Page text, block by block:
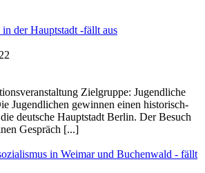
der Hauptstadt -fällt aus
Zielgruppe: Jugendliche
Jugendlichen gewinnen einen historisch-
deutsche Hauptstadt Berlin. Der Besuch
Gespräch [...]
in Weimar und Buchenwald - fällt